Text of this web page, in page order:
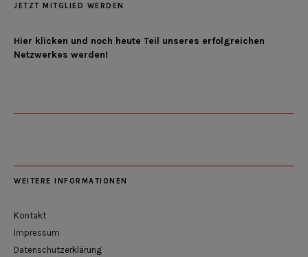
JETZT MITGLIED WERDEN
Hier klicken und noch heute Teil unseres erfolgreichen
Netzwerkes werden!
WEITERE INFORMATIONEN
Kontakt
Impressum
Datenschutzerklärung